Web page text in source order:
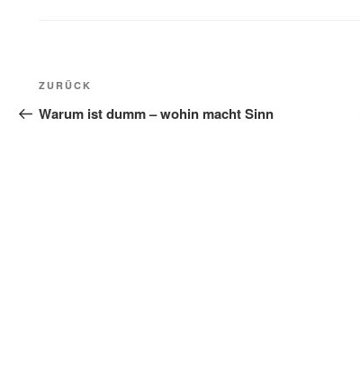
Beitragsnavigation
Vorheriger
Beitrag
ZURÜCK
Warum ist dumm – wohin macht Sinn